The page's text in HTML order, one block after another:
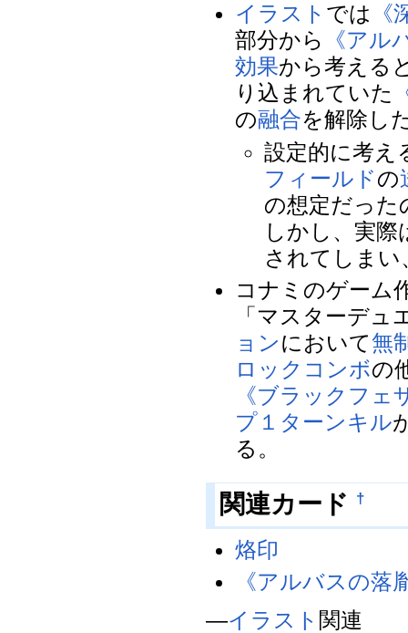
イラスト では
部分から
《アル
効果から考える
り込まれていた
の融合を解除し
設定的に考え
フィールドの
の想定だった
しかし、実際
されてしま
コナミのゲーム
「マスターデュ
ョンにおいて無
ロック コンボの
《ブラックフ
プ １ターンキル
る。
関連カード †
烙印
《アルバスの落
―イラスト 関連